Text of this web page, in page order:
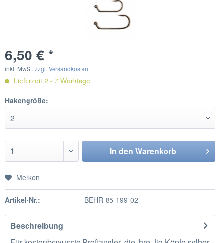
6,50 € *
inkl. MwSt. zzgl. Versandkosten
Lieferzeit 2 - 7 Werktage
Hakengröße:
In den Warenkorb
Merken
Artikel-Nr.: BEHR-85-199-02
Beschreibung